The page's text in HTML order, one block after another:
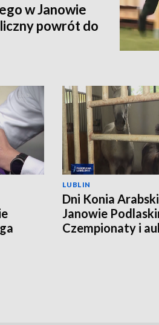
w Janowie
powrót do
LUBLIN
Dni Konia
Janowie
Czempionaty i